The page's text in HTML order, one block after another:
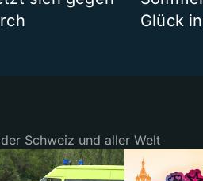
Glück
Schweiz und aller Welt